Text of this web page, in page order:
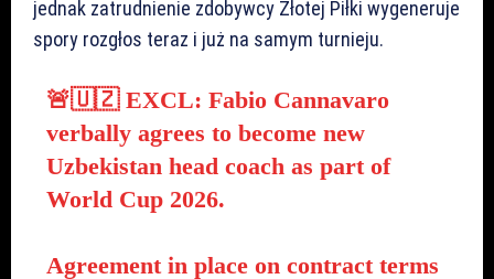
jednak zatrudnienie zdobywcy Złotej Piłki wygeneruje
spory rozgłos teraz i już na samym turnieju.
🚨🇺🇿 EXCL: Fabio Cannavaro
verbally agrees to become new
Uzbekistan head coach as part of
World Cup 2026.
Agreement in place on contract terms